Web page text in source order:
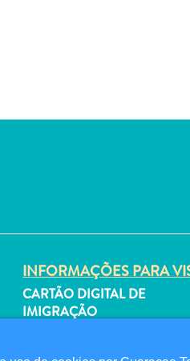
INFORMAÇÕES PARA
CARTÃO DIGITAL DE
IMIGRAÇÃO
FALE CONOSCO